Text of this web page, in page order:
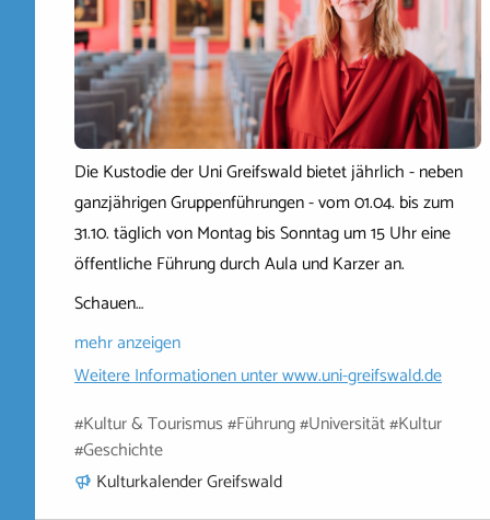
Die Kustodie der Uni Greifswald bietet jährlich - neben
ganzjährigen Gruppenführungen - vom 01.04. bis zum
31.10. täglich von Montag bis Sonntag um 15 Uhr eine
öffentliche Führung durch Aula und Karzer an.
Schauen…
mehr anzeigen
Weitere Informationen unterwww.uni-greifswald.de
#Kultur & Tourismus #Führung #Universität #Kultur
#Geschichte
Kulturkalender Greifswald